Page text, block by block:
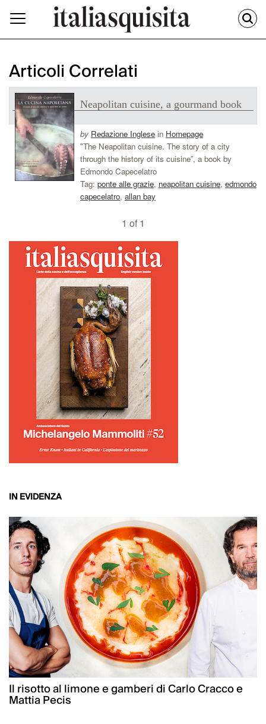
Articoli Correlati
Neapolitan cuisine, a gourmand book
by Redazione Inglese in Homepage
"The Neapolitan cuisine. The story of a city
through the history of its cuisine”, a book by
Edmondo Capecelatro
Tag: ponte alle grazie, neapolitan cuisine, edmondo
capecelatro, allan bay
1 of 1
IN EVIDENZA
Il risotto al limone e gamberi di Carlo Cracco e
Mattia Pecis